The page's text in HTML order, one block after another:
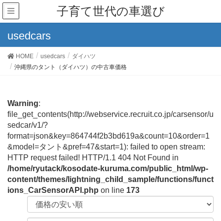
子育て世代の車選び
usedcars
HOME usedcars
ダイハツ
沖縄県のタント（ダイハツ）の中古車価格
Warning:
file_get_contents(http://webservice.recruit.co.jp/carsensor/u
sedcar/v1/?
format=json&key=864744f2b3bd619a&count=10&order=1
&model=タント&pref=47&start=1): failed to open stream:
HTTP request failed! HTTP/1.1 404 Not Found in
/home/ryutack/kosodate-kuruma.com/public_html/wp-
content/themes/lightning_child_sample/functions/funct
ions_CarSensorAPI.php on line 173